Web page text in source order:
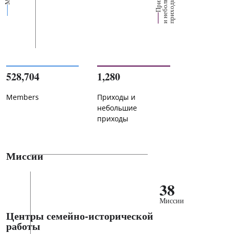
х
ь
ы
528,704
Members
1,280
Приходы и
небольшие
приходы
Миссии
38
Миссии
Центры семейно-исторической
работы